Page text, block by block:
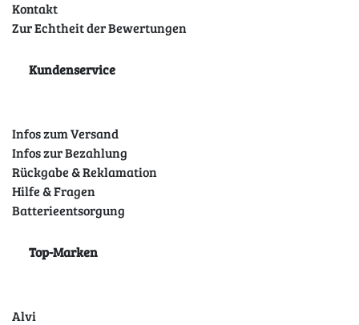
Kontakt
Zur Echtheit der Bewertungen
Kundenservice
Infos zum Versand
Infos zur Bezahlung
Rückgabe & Reklamation
Hilfe & Fragen
Batterieentsorgung
Top-Marken
Alvi